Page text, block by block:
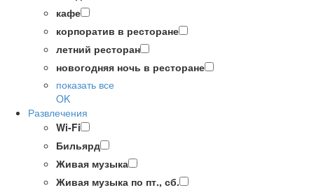
кафе
корпоратив в ресторане
летний ресторан
новогодняя ночь в ресторане
показать все
OK
Развлечения
Wi-Fi
Бильярд
Живая музыка
Живая музыка по пт., сб.